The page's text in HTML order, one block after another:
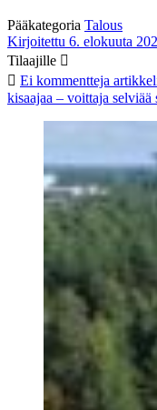
Pääkategoria Talous
Kirjoitettu 6. elokuuta
Tilaajille
Ei kommentteja
kisaajaa – voittaja selviää